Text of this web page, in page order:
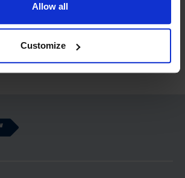
Allow all
Customize
eine Bestellung aufzugeben